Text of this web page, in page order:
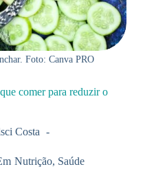
Foto: Canva PRO
comer para reduzir o
Costa
Nutrição, Saúde